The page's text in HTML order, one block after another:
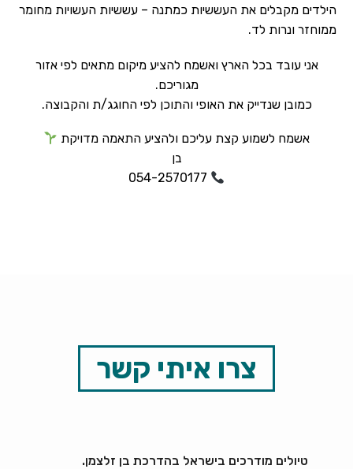
הילדים מקבלים את העששיות כמתנה – עששיות העשויות מחומר
ממוחזר ונרות לד.
אני עובד בכל הארץ ואשמח להציע מיקום מתאים לפי אזור
מגוריכם.
כמובן שנדייק את האופי והתוכן לפי החוגג/ת והקבוצה.
אשמח לשמוע קצת עליכם ולהציע התאמה מדויקת
בן
צרו איתי קשר
טיולים מודרכים בישראל בהדרכת בן זלצמן.